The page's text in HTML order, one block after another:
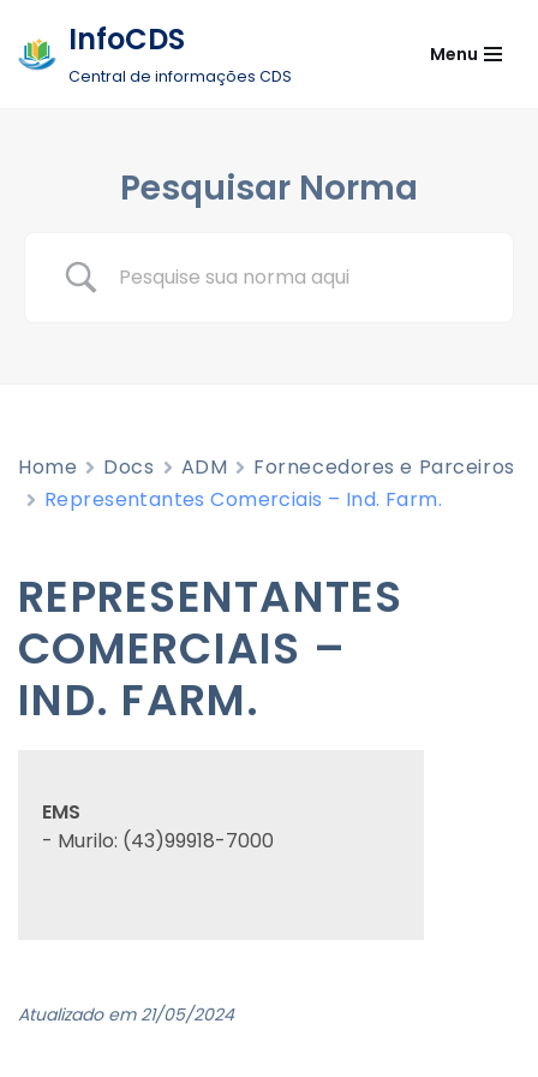
Pular
InfoCDS
Central de informações CDS
Menu
Pesquisar Norma
Home Docs ADM
Fornecedores e Parceiros
Representantes Comerciais – Ind. Farm.
REPRESENTANTES
COMERCIAIS –
IND. FARM.
EMS
- Murilo: (43)99918-7000
Atualizado em 21/05/2024